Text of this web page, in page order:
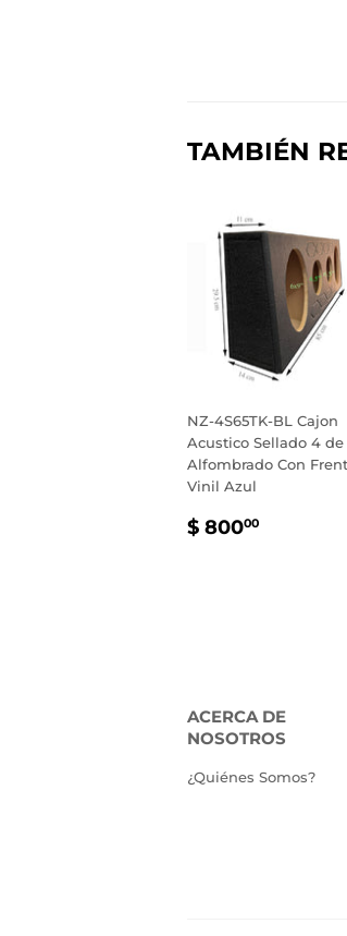
TAMBIÉN
NZ-4S65TK-BL Cajon
Acustico Sellado 4 de
Alfombrado Con
Vinil Azul
PRECIO
$ 80000
ACERCA DE
NOSOTROS
¿Quiénes Somos?